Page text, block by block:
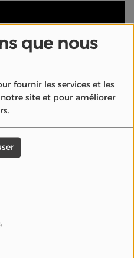
que nous
fournir les services et les
site et pour améliorer
pendant la cérémonie
2026.
les clés pour